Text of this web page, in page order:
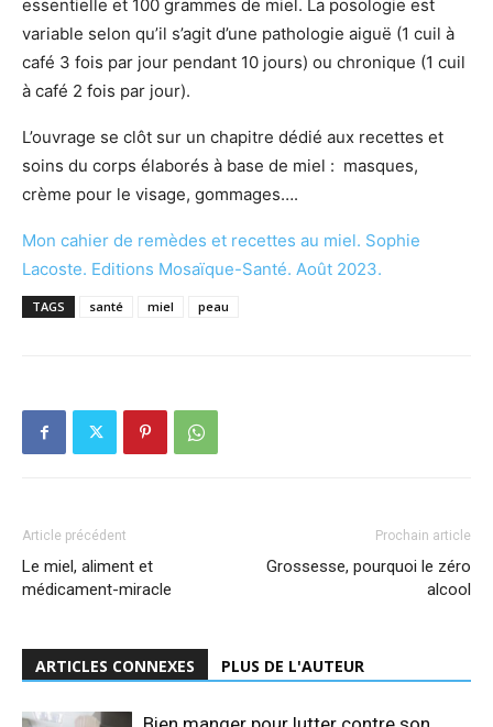
essentielle et 100 grammes de miel. La posologie est
variable selon qu’il s’agit d’une pathologie aiguë (1 cuil à
café 3 fois par jour pendant 10 jours) ou chronique (1 cuil
à café 2 fois par jour).
L’ouvrage se clôt sur un chapitre dédié aux recettes et
soins du corps élaborés à base de miel : masques,
crème pour le visage, gommages….
Mon cahier de remèdes et recettes au miel. Sophie
Lacoste. Editions Mosaïque-Santé. Août 2023.
TAGS santé miel peau
Article précédent
Le miel, aliment et
médicament-miracle
Prochain article
Grossesse, pourquoi le zéro
alcool
ARTICLES CONNEXES PLUS DE L'AUTEUR